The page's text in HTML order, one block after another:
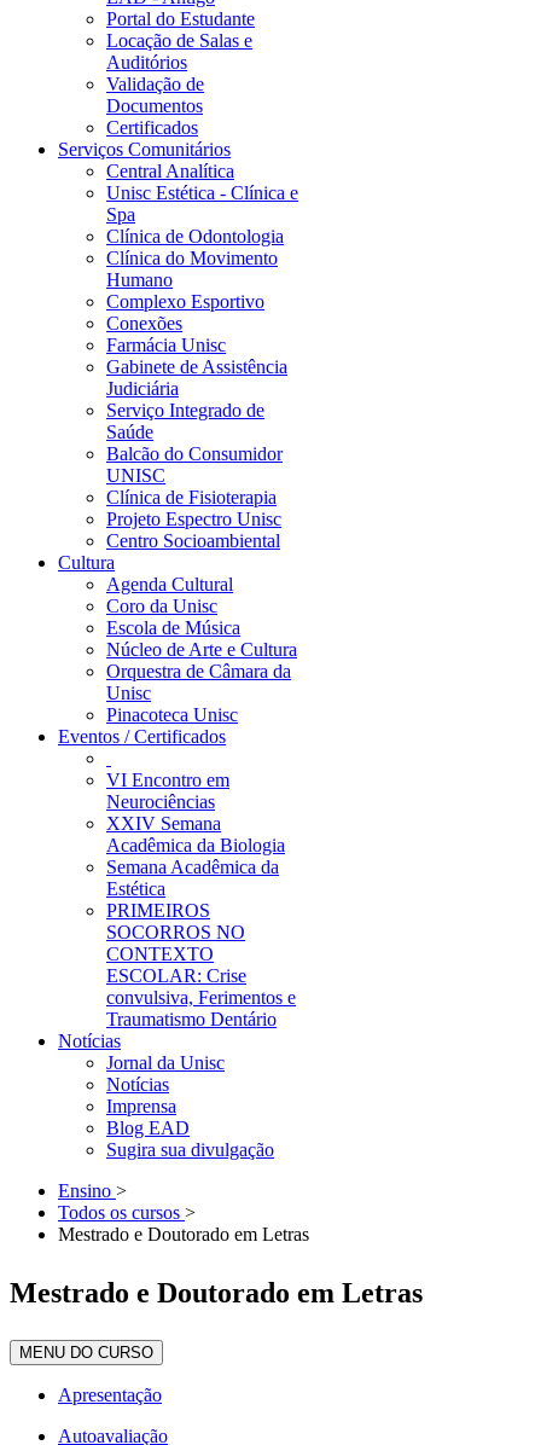
Portal do Estudante
Locação de Salas e
Auditórios
Validação de
Documentos
Certificados
Serviços Comunitários
Central Analítica
Unisc Estética - Clínica e
Spa
Clínica de Odontologia
Clínica do Movimento
Humano
Complexo Esportivo
Conexões
Farmácia Unisc
Gabinete de Assistência
Judiciária
Serviço Integrado de
Saúde
Balcão do Consumidor
UNISC
Clínica de Fisioterapia
Projeto Espectro Unisc
Centro Socioambiental
Cultura
Agenda Cultural
Coro da Unisc
Escola de Música
Núcleo de Arte e Cultura
Orquestra de Câmara da
Unisc
Pinacoteca Unisc
Eventos / Certificados
VI Encontro em
Neurociências
XXIV Semana
Acadêmica da Biologia
Semana Acadêmica da
Estética
PRIMEIROS
SOCORROS NO
CONTEXTO
ESCOLAR: Crise
convulsiva, Ferimentos e
Traumatismo Dentário
Notícias
Jornal da Unisc
Notícias
Imprensa
Blog EAD
Sugira sua divulgação
Ensino >
Todos os cursos >
Mestrado e Doutorado em Letras
Mestrado e Doutorado em Letras
MENU DO CURSO
Apresentação
Autoavaliação